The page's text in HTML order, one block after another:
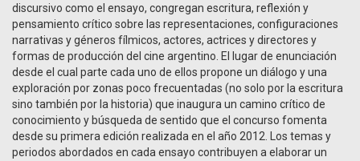
discursivo como el ensayo, congregan escritura, reflexión y
pensamiento crítico sobre las representaciones, configuraciones
narrativas y géneros fílmicos, actores, actrices y directores y
formas de producción del cine argentino. El lugar de enunciación
desde el cual parte cada uno de ellos propone un diálogo y una
exploración por zonas poco frecuentadas (no solo por la escritura
sino también por la historia) que inaugura un camino crítico de
conocimiento y búsqueda de sentido que el concurso fomenta
desde su primera edición realizada en el año 2012. Los temas y
periodos abordados en cada ensayo contribuyen a elaborar un